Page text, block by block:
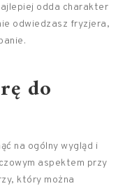
odda charakter
odwiedzasz fryzjera,
do
na ogólny wygląd i
aspektem przy
który można